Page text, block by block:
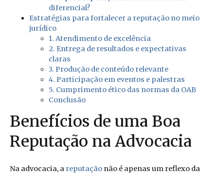
diferencial?
Estratégias para fortalecer a reputação no meio
jurídico
1. Atendimento de excelência
2. Entrega de resultados e expectativas
claras
3. Produção de conteúdo relevante
4. Participação em eventos e palestras
5. Cumprimento ético das normas da OAB
Conclusão
Benefícios de uma Boa
Reputação na Advocacia
Na advocacia, a reputação não é apenas um reflexo da